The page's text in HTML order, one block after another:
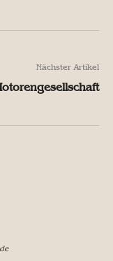
Nächster Artikel